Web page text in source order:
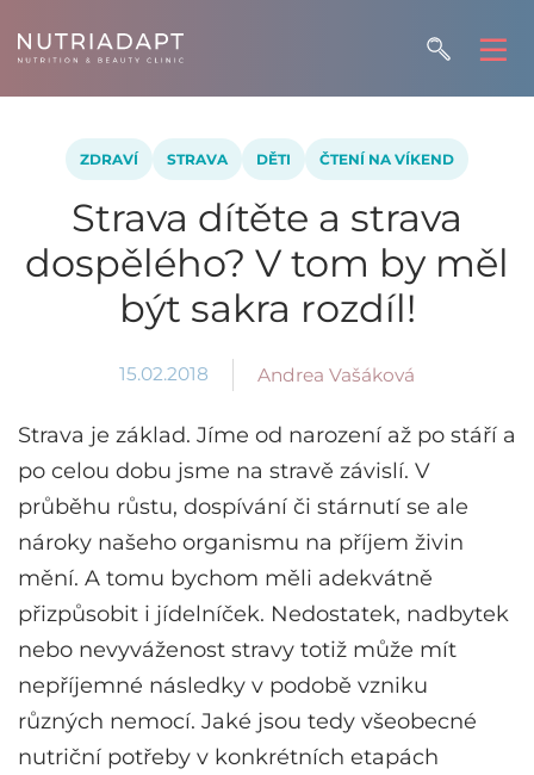
ZDRAVÍ STRAVA DĚTI ČTENÍ NA VÍKEND
Strava dítěte a strava
dospělého? V tom by měl
být sakra rozdíl!
15.02.2018 Andrea Vašáková
Strava je základ. Jíme od narození až po stáří a
po celou dobu jsme na stravě závislí. V
průběhu růstu, dospívání či stárnutí se ale
nároky našeho organismu na příjem živin
mění. A tomu bychom měli adekvátně
přizpůsobit i jídelníček. Nedostatek, nadbytek
nebo nevyváženost stravy totiž může mít
nepříjemné následky v podobě vzniku
různých nemocí. Jaké jsou tedy všeobecné
nutriční potřeby v konkrétních etapách